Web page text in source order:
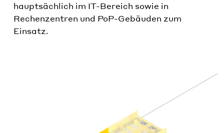
hauptsächlich im IT-Bereich sowie in
Rechenzentren und PoP-Gebäuden zum
Einsatz.